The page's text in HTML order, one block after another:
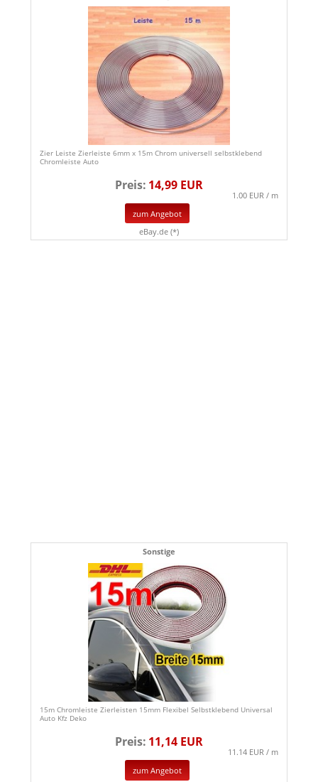
Zier Leiste Zierleiste 6mm x 15m Chrom universell selbstklebend
Chromleiste Auto
Preis: 14,99 EUR
1.00 EUR / m
zum Angebot
eBay.de (*)
Sonstige
15m Chromleiste Zierleisten 15mm Flexibel Selbstklebend Universal
Auto Kfz Deko
Preis: 11,14 EUR
11.14 EUR / m
zum Angebot